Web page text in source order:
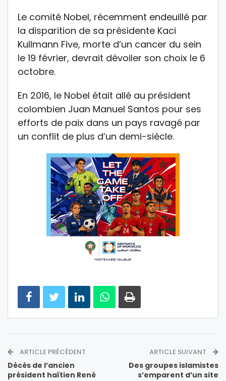
Le comité Nobel, récemment endeuillé par
la disparition de sa présidente Kaci
Kullmann Five, morte d’un cancer du sein
le 19 février, devrait dévoiler son choix le 6
octobre.
En 2016, le Nobel était allé au président
colombien Juan Manuel Santos pour ses
efforts de paix dans un pays ravagé par
un conflit de plus d’un demi-siècle.
ARTICLE PRÉCÉDENT
Décès de l’ancien
président haïtien René
ARTICLE SUIVANT
Des groupes islamistes
s’emparent d’un site